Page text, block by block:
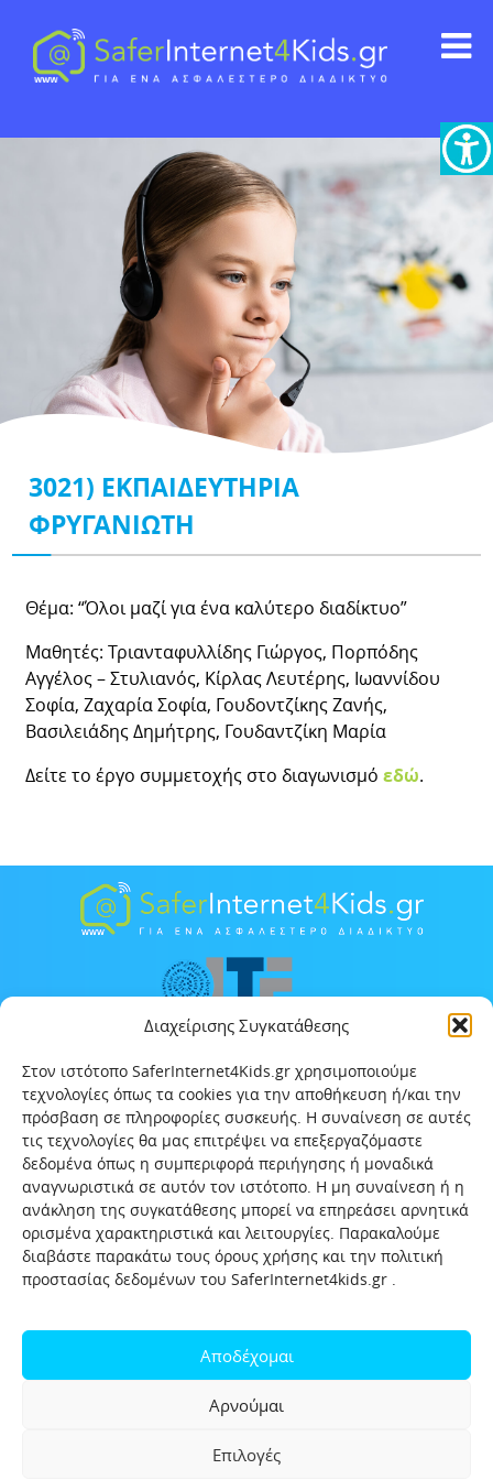
Διαχείρισης Συγκατάθεσης
Στον ιστότοπο SaferInternet4Kids.gr χρησιμοποιούμε
τεχνολογίες όπως τα cookies για την αποθήκευση ή/και την
πρόσβαση σε πληροφορίες συσκευής. Η συναίνεση σε αυτές
τις τεχνολογίες θα μας επιτρέψει να επεξεργαζόμαστε
δεδομένα όπως η συμπεριφορά περιήγησης ή μοναδικά
αναγνωριστικά σε αυτόν τον ιστότοπο. Η μη συναίνεση ή η
ανάκληση της συγκατάθεσης μπορεί να επηρεάσει αρνητικά
ορισμένα χαρακτηριστικά και λειτουργίες. Παρακαλούμε
διαβάστε παρακάτω τους όρους χρήσης και την πολιτική
προστασίας δεδομένων του SaferInternet4kids.gr .
Αποδέχομαι
Αρνούμαι
Επιλογές
3021) ΕΚΠΑΙΔΕΥΤΗΡΙΑ
ΦΡΥΓΑΝΙΩΤΗ
Θέμα: “Όλοι μαζί για ένα καλύτερο διαδίκτυο”
Μαθητές: Τριανταφυλλίδης Γιώργος, Πορπόδης
Αγγέλος – Στυλιανός, Κίρλας Λευτέρης, Ιωαννίδου
Σοφία, Ζαχαρία Σοφία, Γουδοντζίκης Ζανής,
Βασιλειάδης Δημήτρης, Γουδαντζίκη Μαρία
Δείτε το έργο συμμετοχής στο διαγωνισμόεδώ.
Πολιτική προστασίας δεδομένων
Πολιτική Προστασίας Παιδιών και Εφήβων
Όροι χρήσης
Help-Line